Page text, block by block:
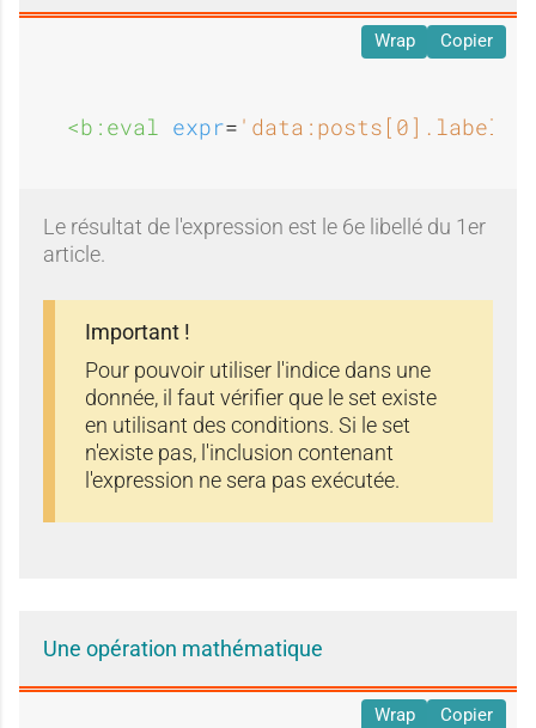
<b:eval expr=
Wrap Copier
Le résultat de l'expression est le 6e libellé du 1er
article.
Important !
Pour pouvoir utiliser l'indice dans une
donnée, il faut vérifier que le set existe
en utilisant des conditions. Si le set
n'existe pas, l'inclusion contenant
l'expression ne sera pas exécutée.
Une opération mathématique
Wrap Copier